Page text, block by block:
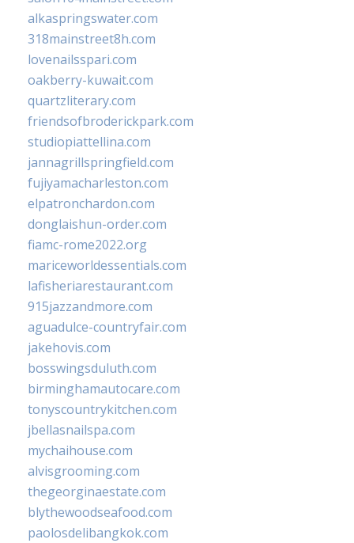
alkaspringswater.com
318mainstreet8h.com
lovenailsspari.com
oakberry-kuwait.com
quartzliterary.com
friendsofbroderickpark.com
studiopiattellina.com
jannagrillspringfield.com
fujiyamacharleston.com
elpatronchardon.com
donglaishun-order.com
fiamc-rome2022.org
mariceworldessentials.com
lafisheriarestaurant.com
915jazzandmore.com
aguadulce-countryfair.com
jakehovis.com
bosswingsduluth.com
birminghamautocare.com
tonyscountrykitchen.com
jbellasnailspa.com
mychaihouse.com
alvisgrooming.com
thegeorginaestate.com
blythewoodseafood.com
paolosdelibangkok.com